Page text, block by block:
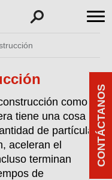
como
tiene una cosa
de partículas
aceleran el
terminan
de
CONTÁCTANOS